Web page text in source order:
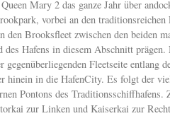
Mary 2 das ganze Jahr über
vorbei an den traditionsreichen
den Brooksfleet zwischen den beiden
des Hafens in diesem Abschnitt
Fleetseite entlang
hinein in die HafenCity. Es folgt der
Pontons des Traditionsschiffhafens.
zur Linken und Kaiserkai zur